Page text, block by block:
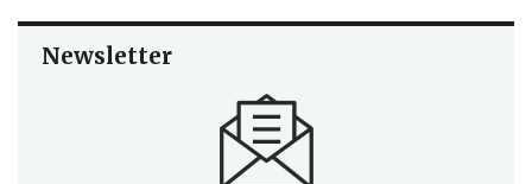
Newsletter